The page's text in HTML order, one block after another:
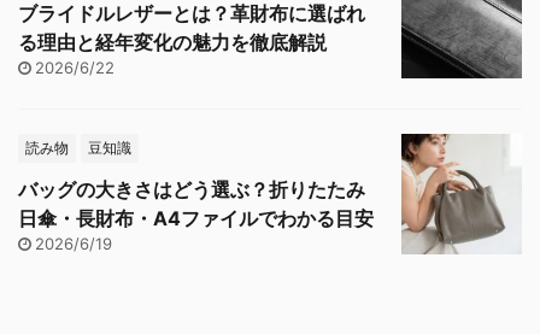
ブライドルレザーとは？革財布に選ばれ
る理由と経年変化の魅力を徹底解説
2026/6/22
読み物 豆知識
バッグの大きさはどう選ぶ？折りたたみ
日傘・長財布・A4ファイルでわかる目安
2026/6/19